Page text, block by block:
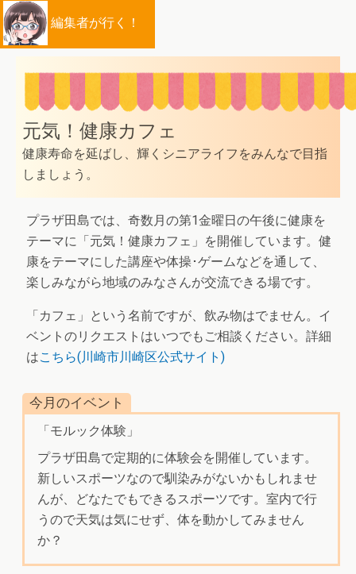
編集者が行く！
元気！健康カフェ
健康寿命を延ばし、輝くシニアライフをみんなで目指
しましょう。
プラザ田島では、奇数月の第1金曜日の午後に健康を
テーマに「元気！健康カフェ」を開催しています。健
康をテーマにした講座や体操･ゲームなどを通して、
楽しみながら地域のみなさんが交流できる場です。
「カフェ」という名前ですが、飲み物はでません。イ
ベントのリクエストはいつでもご相談ください。詳細
はこちら(川崎市川崎区公式サイト)
今月のイベント
「モルック体験」
プラザ田島で定期的に体験会を開催しています。
新しいスポーツなので馴染みがないかもしれませ
んが、どなたでもできるスポーツです。室内で行
うので天気は気にせず、体を動かしてみません
か？